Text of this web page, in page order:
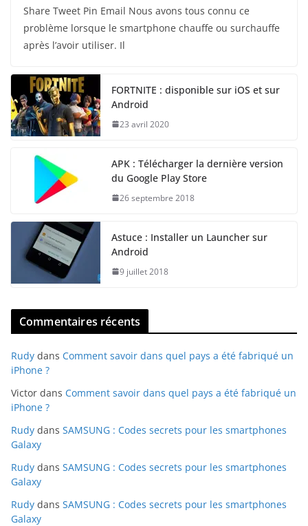
Share Tweet Pin Email Nous avons tous connu ce
problème lorsque le smartphone chauffe ou surchauffe
après l’avoir utiliser. Il
FORTNITE : disponible sur iOS et sur
Android
23 avril 2020
APK : Télécharger la dernière version
du Google Play Store
26 septembre 2018
Astuce : Installer un Launcher sur
Android
9 juillet 2018
Commentaires récents
Rudy dans Comment savoir dans quel pays a été fabriqué un
iPhone ?
Victor dans Comment savoir dans quel pays a été fabriqué un
iPhone ?
Rudy dans SAMSUNG : Codes secrets pour les smartphones
Galaxy
Rudy dans SAMSUNG : Codes secrets pour les smartphones
Galaxy
Rudy dans SAMSUNG : Codes secrets pour les smartphones
Galaxy